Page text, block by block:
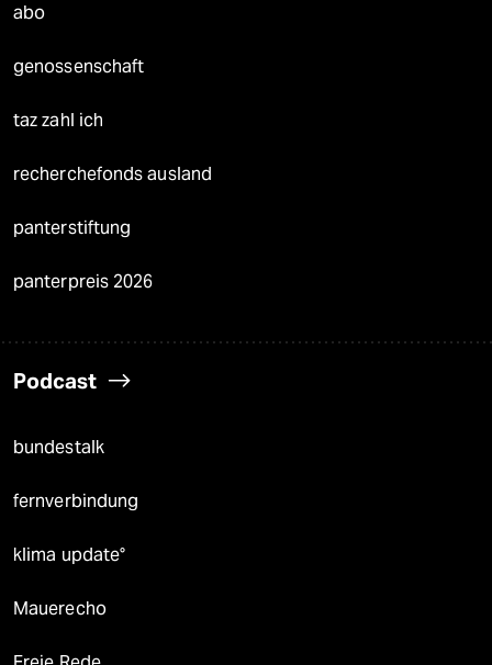
abo
genossenschaft
taz zahl ich
recherchefonds ausland
panterstiftung
panterpreis 2026
Podcast
bundestalk
fernverbindung
klima update°
Mauerecho